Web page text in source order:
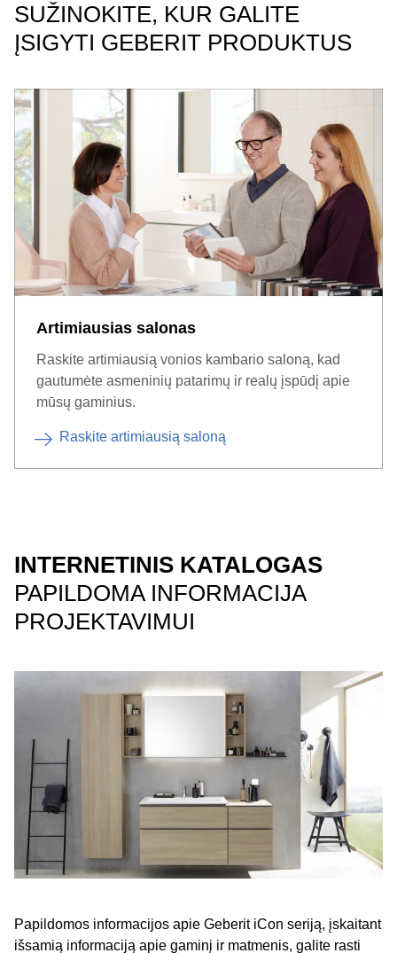
SUŽINOKITE, KUR GALITE
ĮSIGYTI GEBERIT PRODUKTUS
Artimiausias salonas
Raskite artimiausią vonios kambario saloną, kad
gautumėte asmeninių patarimų ir realų įspūdį apie
mūsų gaminius.
Raskite artimiausią saloną
INTERNETINIS KATALOGAS
PAPILDOMA INFORMACIJA
PROJEKTAVIMUI
Papildomos informacijos apie Geberit iCon seriją, įskaitant
išsamią informaciją apie gaminį ir matmenis, galite rasti